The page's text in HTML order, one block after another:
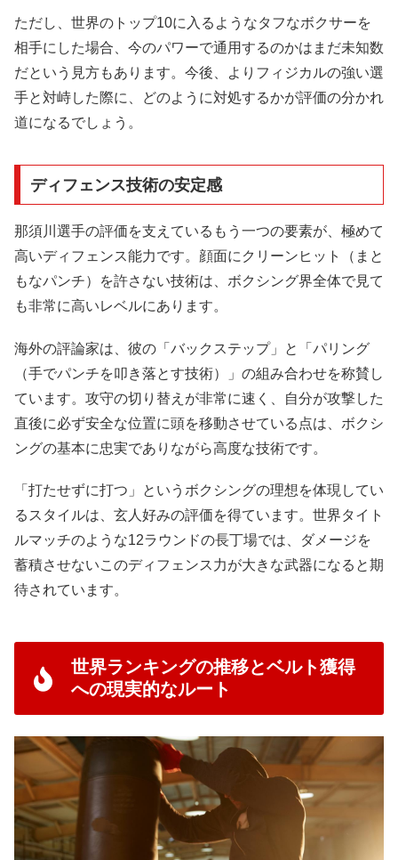
ただし、世界のトップ10に入るようなタフなボクサーを
相手にした場合、今のパワーで通用するのかはまだ未知数
だという見方もあります。今後、よりフィジカルの強い選
手と対峙した際に、どのように対処するかが評価の分かれ
道になるでしょう。
ディフェンス技術の安定感
那須川選手の評価を支えているもう一つの要素が、極めて
高いディフェンス能力です。顔面にクリーンヒット（まと
もなパンチ）を許さない技術は、ボクシング界全体で見て
も非常に高いレベルにあります。
海外の評論家は、彼の「バックステップ」と「パリング
（手でパンチを叩き落とす技術）」の組み合わせを称賛し
ています。攻守の切り替えが非常に速く、自分が攻撃した
直後に必ず安全な位置に頭を移動させている点は、ボクシ
ングの基本に忠実でありながら高度な技術です。
「打たせずに打つ」というボクシングの理想を体現してい
るスタイルは、玄人好みの評価を得ています。世界タイト
ルマッチのような12ラウンドの長丁場では、ダメージを
蓄積させないこのディフェンス力が大きな武器になると期
待されています。
世界ランキングの推移とベルト獲得
への現実的なルート